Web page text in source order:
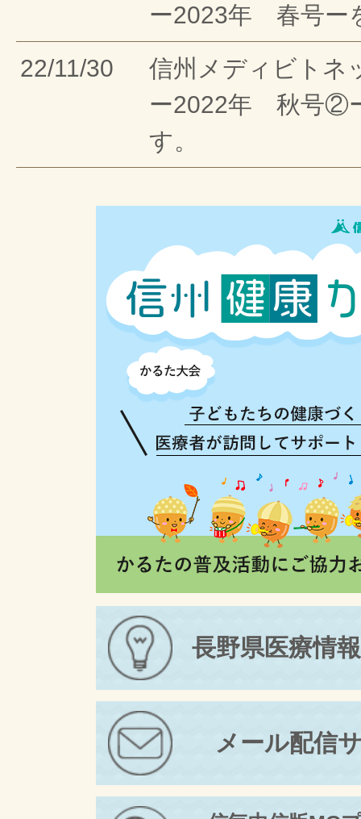
ー2023年 春号ー
22/11/30
信州メディビトネ
ー2022年 秋号②
す。
長野県医療情
メール配信